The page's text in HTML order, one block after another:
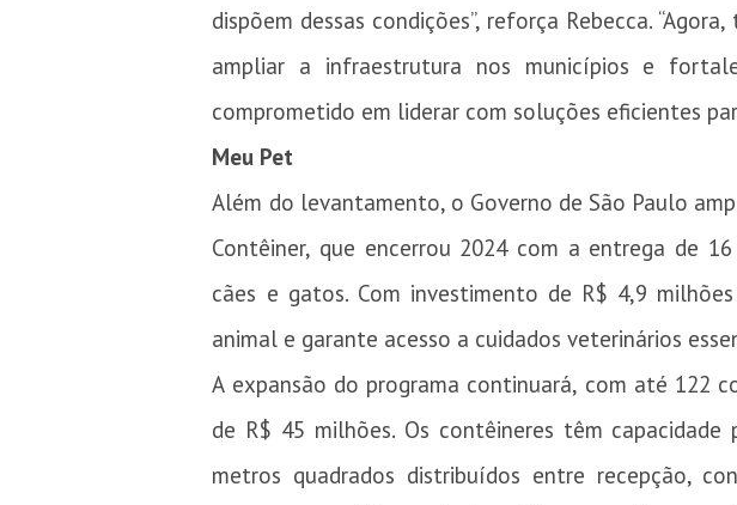
dispõem dessas condições”, reforça Rebecca.
ampliar a infraestrutura nos municípios e
comprometido em liderar com soluções eficientes
Meu Pet
Além do levantamento, o Governo de São Paulo
Contêiner, que encerrou 2024 com a entrega de
cães e gatos. Com investimento de R$ 4,9
animal e garante acesso a cuidados veterinários
A expansão do programa continuará, com até 122
de R$ 45 milhões. Os contêineres têm
metros quadrados distribuídos entre recepção,